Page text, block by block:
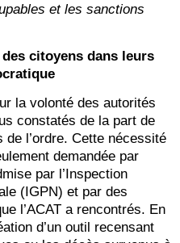
et les sanctions
citoyens dans leurs
la volonté des autorités
constatés de la part de
l’ordre. Cette nécessité
demandée par
par l’Inspection
(IGPN) et par des
l’ACAT a rencontrés. En
d’un outil recensant